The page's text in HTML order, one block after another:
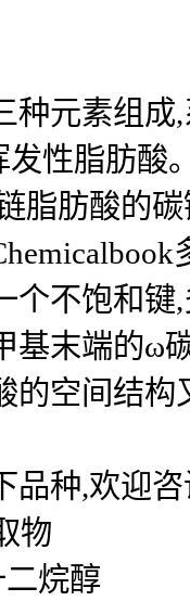
种元素组
性脂肪酸
脂肪酸的
个不饱和
基末端的ω
的空间结
品种,欢迎
物
二烷醇